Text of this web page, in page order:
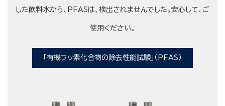
した飲料水から、PFASは、検出されませんでした。安心して、ご
使用ください。
「有機フッ素化合物の除去性能試験」（PFAS）